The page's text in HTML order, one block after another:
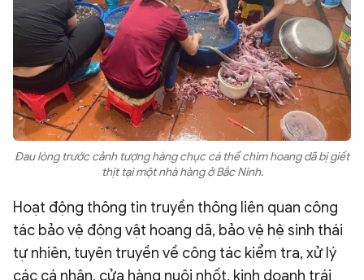
Đau lòng trước cảnh tượng hàng chục cá thể chim hoang dã bị giết
thịt tại một nhà hàng ở Bắc Ninh.
Hoạt động thông tin truyền thông liên quan công
tác bảo vệ động vật hoang dã, bảo vệ hệ sinh thái
tự nhiên, tuyên truyền về công tác kiểm tra, xử lý
các cá nhân, cửa hàng nuôi nhốt, kinh doanh trái